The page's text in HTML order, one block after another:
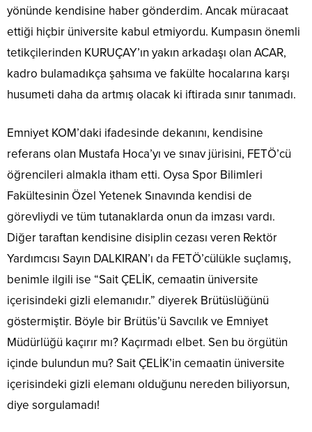
yönünde kendisine haber gönderdim. Ancak müracaat
ettiği hiçbir üniversite kabul etmiyordu. Kumpasın önemli
tetikçilerinden KURUÇAY’ın yakın arkadaşı olan ACAR,
kadro bulamadıkça şahsıma ve fakülte hocalarına karşı
husumeti daha da artmış olacak ki iftirada sınır tanımadı.
Emniyet KOM’daki ifadesinde dekanını, kendisine
referans olan Mustafa Hoca’yı ve sınav jürisini, FETÖ’cü
öğrencileri almakla itham etti. Oysa Spor Bilimleri
Fakültesinin Özel Yetenek Sınavında kendisi de
görevliydi ve tüm tutanaklarda onun da imzası vardı.
Diğer taraftan kendisine disiplin cezası veren Rektör
Yardımcısı Sayın DALKIRAN’ı da FETÖ’cülükle suçlamış,
benimle ilgili ise “Sait ÇELİK, cemaatin üniversite
içerisindeki gizli elemanıdır.” diyerek Brütüslüğünü
göstermiştir. Böyle bir Brütüs’ü Savcılık ve Emniyet
Müdürlüğü kaçırır mı? Kaçırmadı elbet. Sen bu örgütün
içinde bulundun mu? Sait ÇELİK’in cemaatin üniversite
içerisindeki gizli elemanı olduğunu nereden biliyorsun,
diye sorgulamadı!